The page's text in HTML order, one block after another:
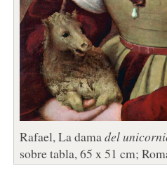
Rafael, La dama del
sobre tabla, 65 x 51 cm;